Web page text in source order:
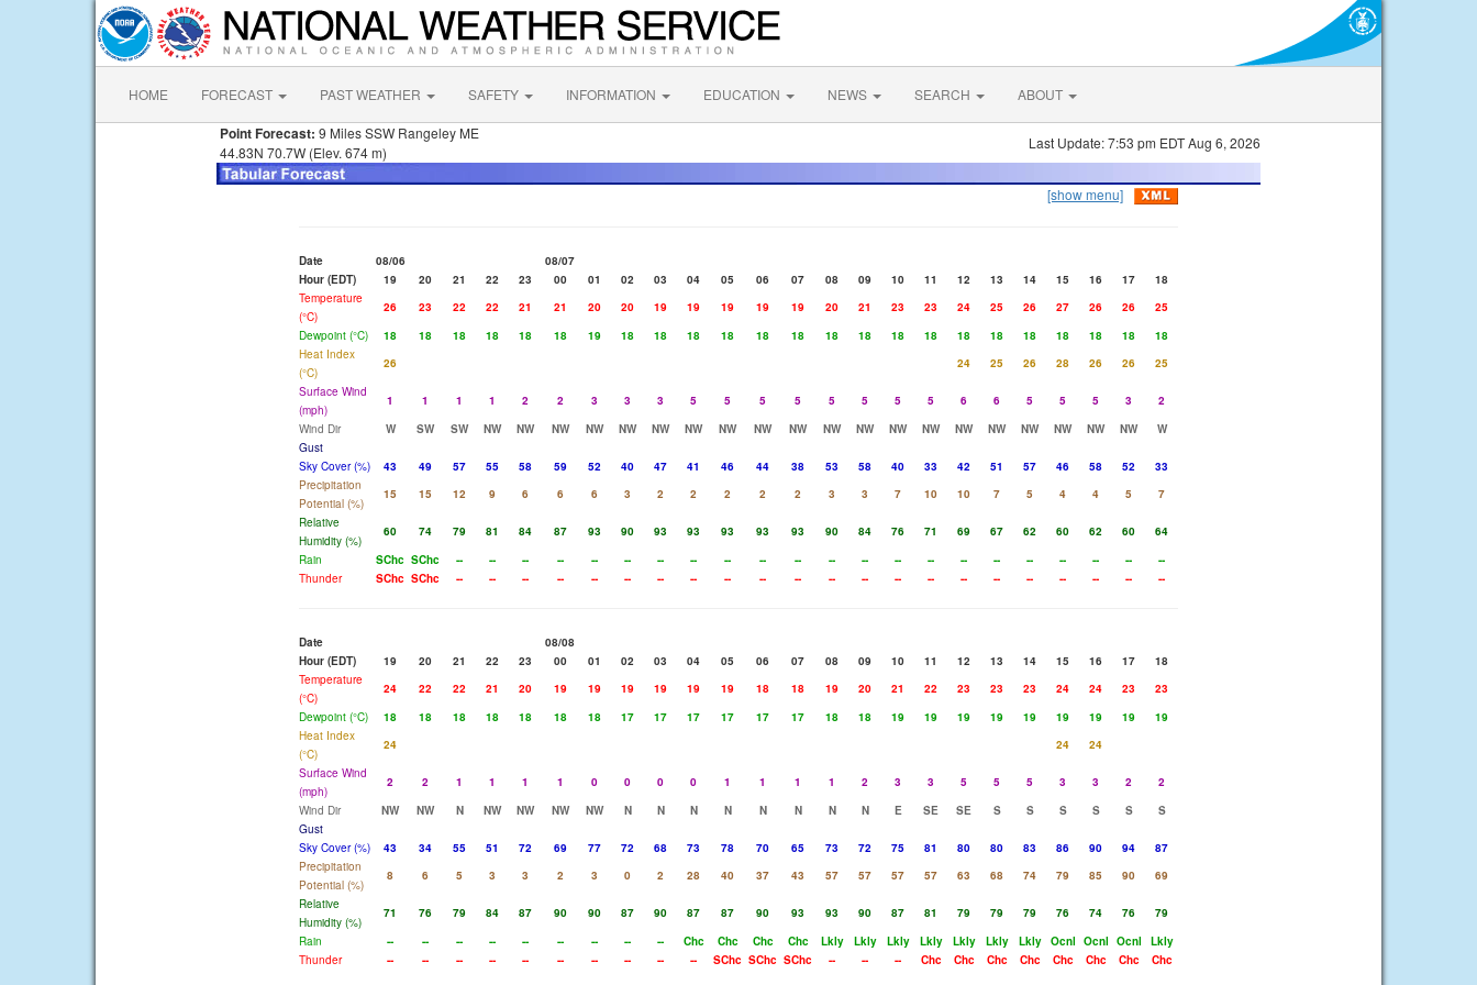
HOME FORECAST PAST WEATHER SAFETY INFORMATION EDUCATION NEWS SEARCH ABOUT
Point Forecast: 9 Miles SSW Rangeley ME
44.83N 70.7W (Elev. 674 m)
Last Update: 7:53 pm EDT Aug 6, 2026
[show menu]
Date 08/06
08/07
Hour (EDT)
19 20 21 22 23 00 01 02 03 04 05 06 07 08 09 10 11 12 13 14 15 16 17
18
Temperature
(°C)
26 23 22 22 21 21 20 20 19 19 19 19 19 20 21 23 23 24 25 26 27 26 26
25
Dewpoint (°C)
18 18 18 18 18 18 19 18 18 18 18 18 18 18 18 18 18 18 18 18 18 18 18
18
Heat Index
(°C)
26 24 25 26 28 26 26
25
Surface Wind
(mph)
1 1 1 1 2 2 3 3 3 5 5 5 5 5 5 5 5 6 6 5 5 5 3
2
Wind Dir
W SW SW NW NW NW NW NW NW NW NW NW NW NW NW NW NW NW NW NW NW NW NW
W
Gust
Sky Cover (%)
43 49 57 55 58 59 52 40 47 41 46 44 38 53 58 40 33 42 51 57 46 58 52
33
Precipitation
Potential (%)
15 15 12 9 6 6 6 3 2 2 2 2 2 3 3 7 10 10 7 5 4 4 5
7
Relative
Humidity (%)
60 74 79 81 84 87 93 90 93 93 93 93 93 90 84 76 71 69 67 62 60 62 60
64
Rain
SChc SChc -- -- -- -- -- -- -- -- -- -- -- -- -- -- -- -- -- -- -- -- --
--
Thunder
SChc SChc -- -- -- -- -- -- -- -- -- -- -- -- -- -- -- -- -- -- -- -- -- --
Date
08/08
Hour (EDT)
19 20 21 22 23 00 01 02 03 04 05 06 07 08 09 10 11 12 13 14 15 16 17
18
Temperature
(°C)
24 22 22 21 20 19 19 19 19 19 19 18 18 19 20 21 22 23 23 23 24 24 23
23
Dewpoint (°C)
18 18 18 18 18 18 18 17 17 17 17 17 17 18 18 19 19 19 19 19 19 19 19
19
Heat Index
(°C)
24 24
24
Surface Wind
(mph)
2 2 1 1 1 1 0 0 0 0 1 1 1 1 2 3 3 5 5 5 3 3 2
2
Wind Dir
NW NW N NW NW NW NW N N N N N N N N E SE SE S S S S S
S
Gust
Sky Cover (%)
43 34 55 51 72 69 77 72 68 73 78 70 65 73 72 75 81 80 80 83 86 90 94
87
Precipitation
Potential (%)
8 6 5 3 3 2 3 0 2 28 40 37 43 57 57 57 57 63 68 74 79 85 90
69
Relative
Humidity (%)
71 76 79 84 87 90 90 87 90 87 87 90 93 93 90 87 81 79 79 79 76 74 76
79
Rain
-- -- -- -- -- -- -- -- -- Chc Chc Chc Chc Lkly Lkly Lkly Lkly Lkly Lkly Lkly Ocnl Ocnl Ocnl
Lkly
Thunder
-- -- -- -- -- -- -- -- -- -- SChc SChc SChc -- -- -- Chc Chc Chc Chc Chc Chc Chc Chc